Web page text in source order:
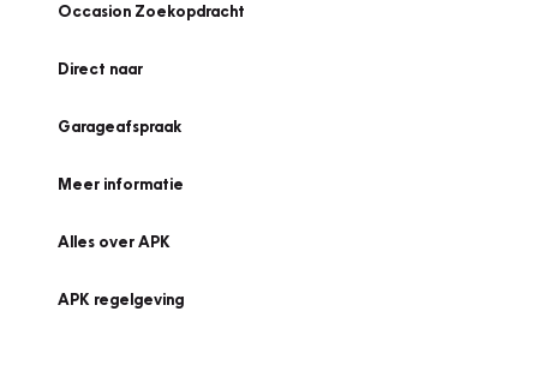
Occasion Zoekopdracht
Direct naar
Garageafspraak
Meer informatie
Alles over APK
APK regelgeving